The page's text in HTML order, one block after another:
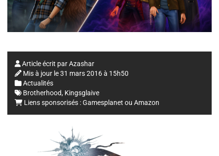
Article écrit parAzashar
Mis à jour le31 mars 2016 à 15h50
Actualités
Brotherhood, Kingsglaive
Liens sponsorisés :Gamesplanet ou Amazon